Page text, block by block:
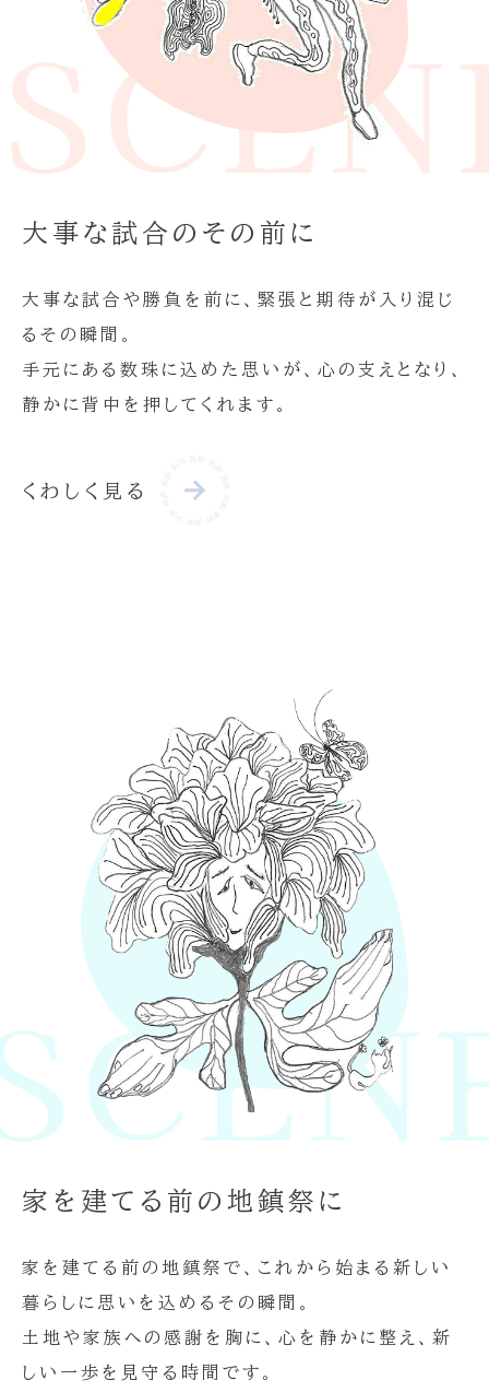
大事な試合のその前に
大事な試合や勝負を前に、緊張と期待が入り混じ
るその瞬間。
手元にある数珠に込めた思いが、心の支えとなり、
静かに背中を押してくれます。
くわしく見る
家を建てる前の地鎮祭に
家を建てる前の地鎮祭で、これから始まる新しい
暮らしに思いを込めるその瞬間。
土地や家族への感謝を胸に、心を静かに整え、新
しい一歩を見守る時間です。